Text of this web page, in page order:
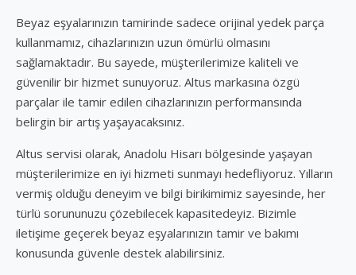
Beyaz eşyalarınızın tamirinde sadece orijinal yedek parça
kullanmamız, cihazlarınızın uzun ömürlü olmasını
sağlamaktadır. Bu sayede, müşterilerimize kaliteli ve
güvenilir bir hizmet sunuyoruz. Altus markasına özgü
parçalar ile tamir edilen cihazlarınızın performansında
belirgin bir artış yaşayacaksınız.
Altus servisi olarak, Anadolu Hisarı bölgesinde yaşayan
müşterilerimize en iyi hizmeti sunmayı hedefliyoruz. Yılların
vermiş olduğu deneyim ve bilgi birikimimiz sayesinde, her
türlü sorununuzu çözebilecek kapasitedeyiz. Bizimle
iletişime geçerek beyaz eşyalarınızın tamir ve bakımı
konusunda güvenle destek alabilirsiniz.